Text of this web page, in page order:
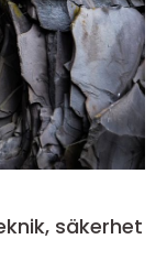
säkerhet